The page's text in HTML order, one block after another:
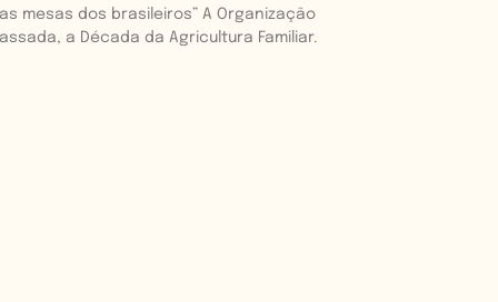
mesas dos brasileiros” A Organização
a Década da Agricultura Familiar.